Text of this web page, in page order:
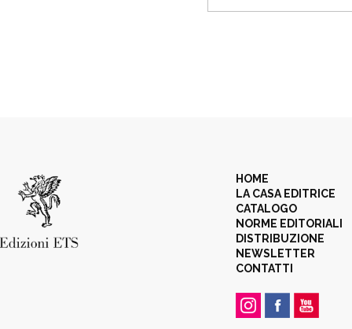
HOME
LA CASA EDITRICE
CATALOGO
NORME EDITORIALI
DISTRIBUZIONE
NEWSLETTER
CONTATTI